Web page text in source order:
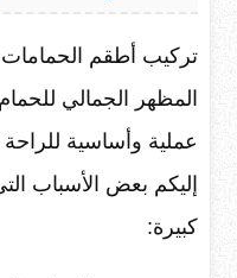
تركيب أطقم
المظهر الجمالي
عملية وأساسية
إليكم بعض الأسباب
كبيرة: